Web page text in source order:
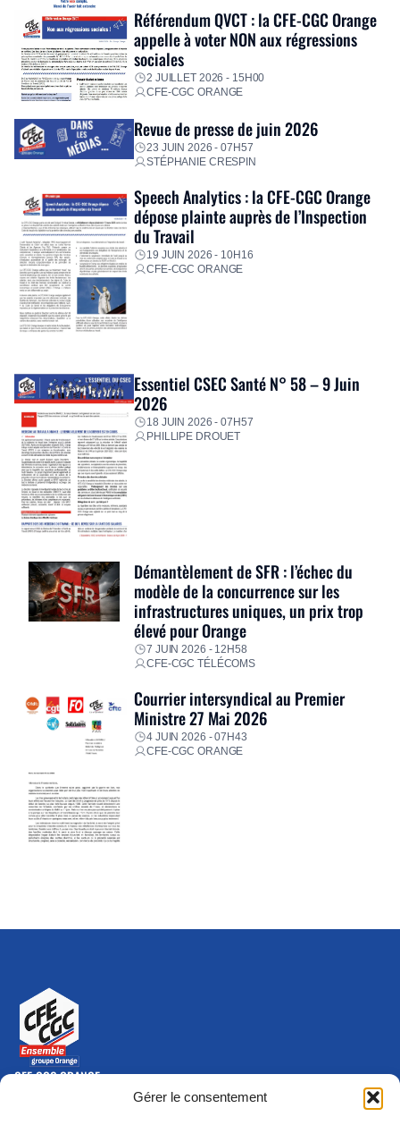
Gérer le consentement
Référendum QVCT : la CFE-CGC Orange
appelle à voter NON aux régressions
sociales
2 JUILLET 2026 - 15H00
CFE-CGC ORANGE
Revue de presse de juin 2026
23 JUIN 2026 - 07H57
STÉPHANIE CRESPIN
Speech Analytics : la CFE-CGC Orange
dépose plainte auprès de l’Inspection
du Travail
19 JUIN 2026 - 10H16
CFE-CGC ORANGE
Essentiel CSEC Santé N° 58 – 9 Juin
2026
18 JUIN 2026 - 07H57
PHILLIPE DROUET
Démantèlement de SFR : l’échec du
modèle de la concurrence sur les
infrastructures uniques, un prix trop
élevé pour Orange
7 JUIN 2026 - 12H58
CFE-CGC TÉLÉCOMS
Courrier intersyndical au Premier
Ministre 27 Mai 2026
4 JUIN 2026 - 07H43
CFE-CGC ORANGE
CFE-CGC ORANGE
10-12 rue Saint Amand, 75015 Paris Cedex 15